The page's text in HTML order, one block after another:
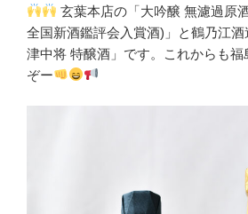
玄葉本店の「大吟醸 無濾過原
全国新酒鑑評会入賞酒)」と鶴乃江
津中将 特醸酒」です。これからも福
ぞー